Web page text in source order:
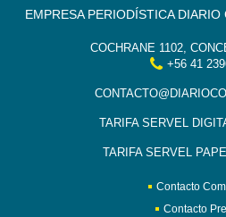
EMPRESA PERIODÍSTICA
COCHRANE 1102,
+56 41
TARIFA SERVEL
TARIFA SERVEL
Contacto
Contacto